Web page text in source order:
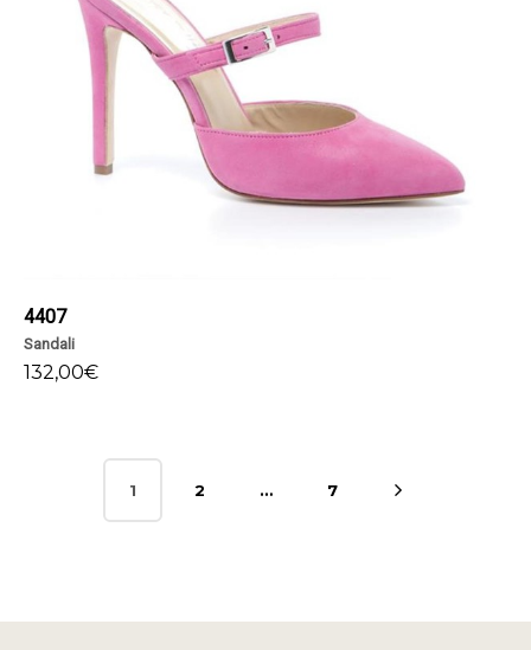
4407
Sandali
132,00€
1 2 … 7